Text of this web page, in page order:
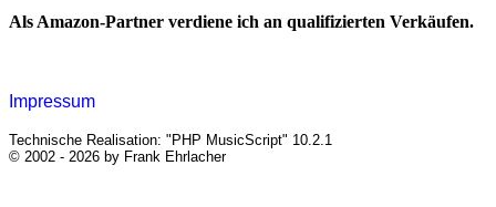
Als Amazon-Partner verdiene ich an qualifizierten Verkäufen.
Impressum
Technische Realisation: "PHP MusicScript" 10.2.1
© 2002 - 2026 by Frank Ehrlacher